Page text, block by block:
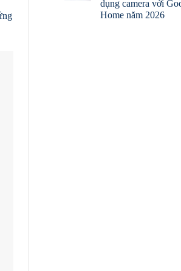
dụng camera với
Home năm 2026